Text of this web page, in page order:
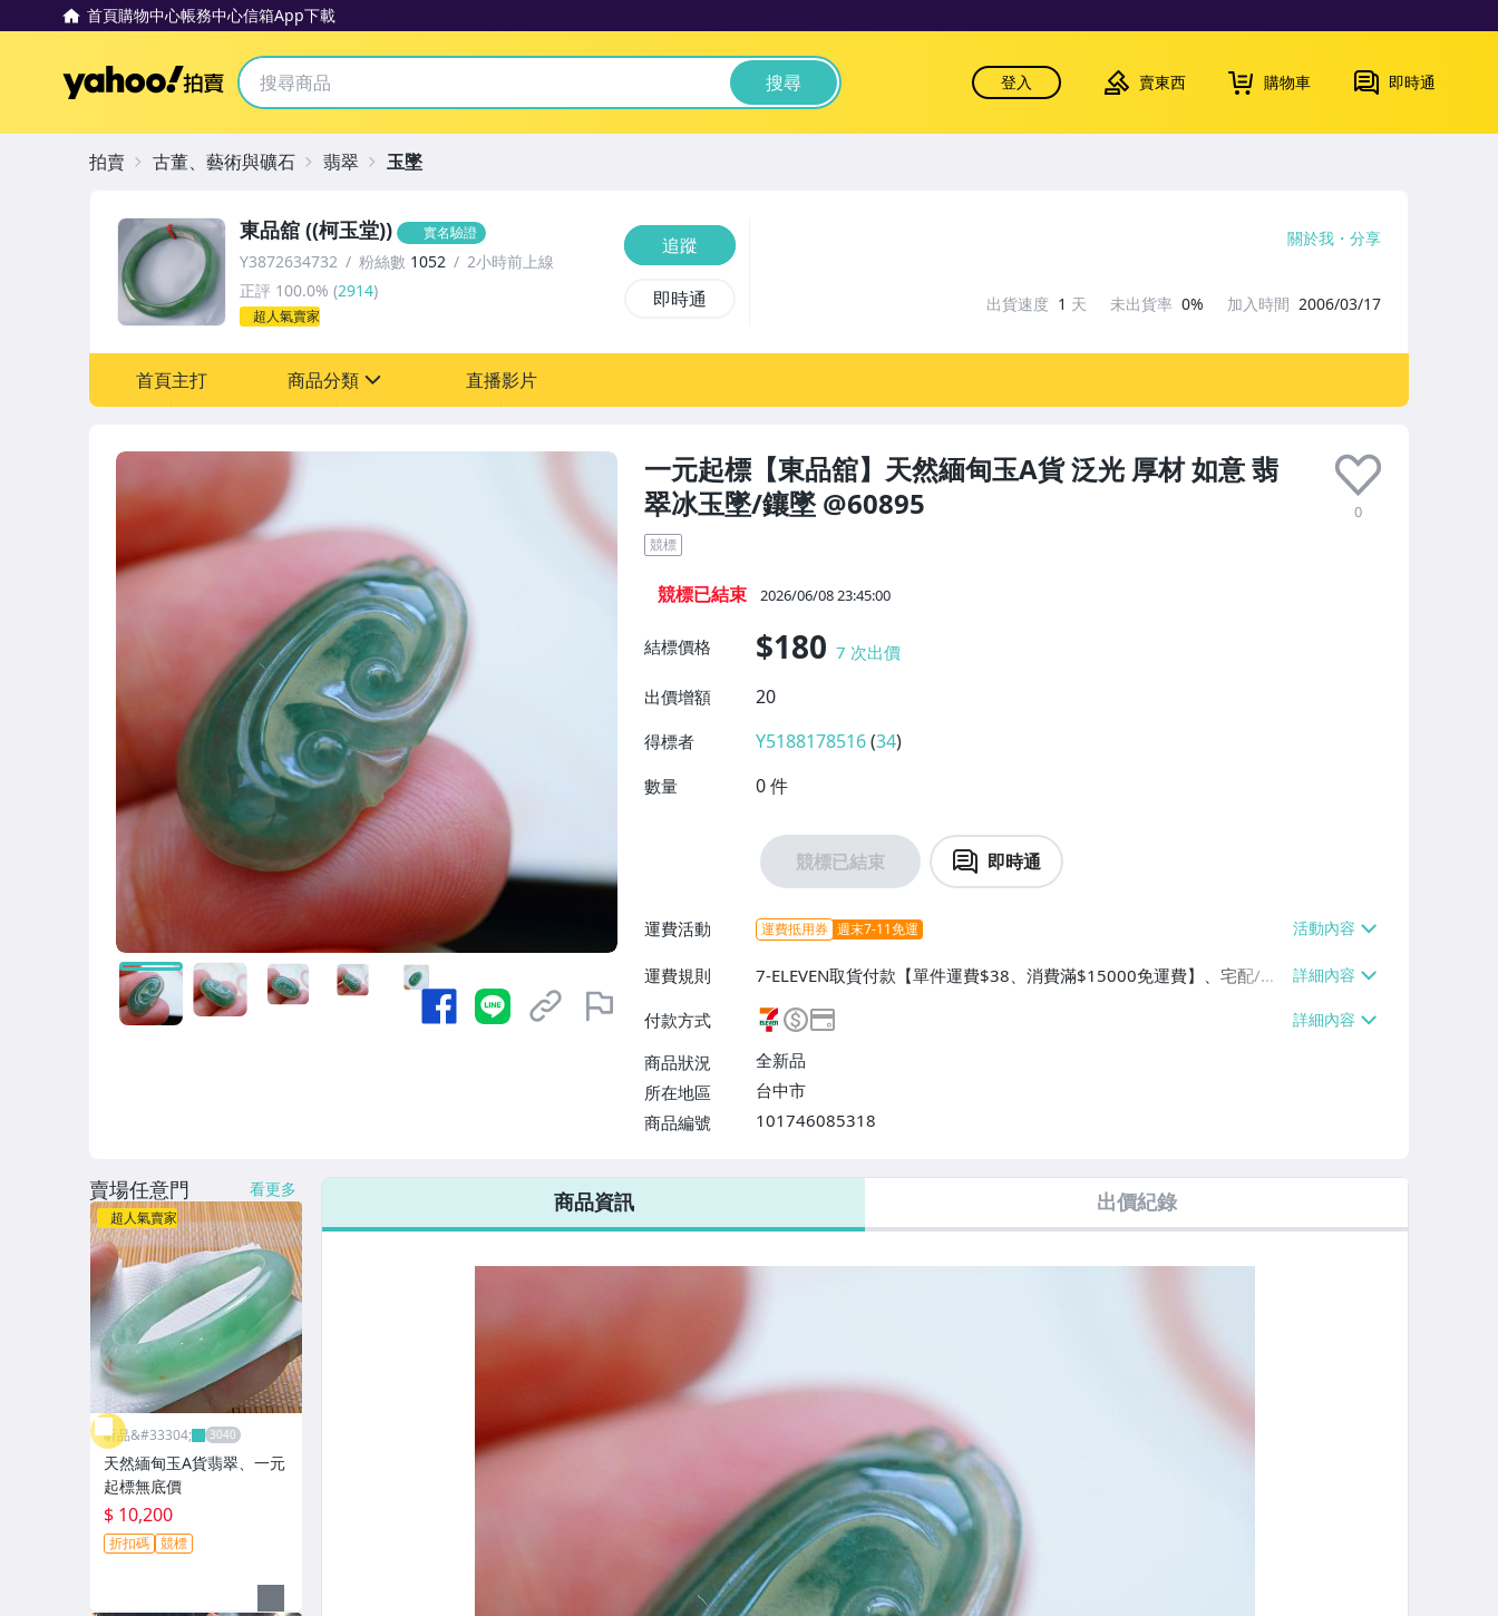
首頁購物中心帳務中心信箱App下載
Yahoo拍賣 搜尋 登入 賣東西 購物車 即時通
一元起標【東品舘】天然緬甸玉A貨 泛光 厚材 如意 翡
翠冰玉墜/鑲墜 @60895
0
競標
競標已結束 2026/06/08 23:45:00
結標價格 $180 7 次出價
出價增額
20
得標者 Y5188178516 (34)
數量 0件
競標已結束 即時通
運費活動 運費抵用券 週末7-11免運
運費規則
7-ELEVEN取貨付款【單件運費$38、消費滿$15000免運費】、宅配/貨
運【單件運費$100、滿30件或消費滿$20000免運費】、面交/自取/不
寄送【免運費】
付款方式
商品狀況
全新品
所在地區
台中市
商品編號
101746085318
7-ELEVEN 運費只要38元
東品舘 ((柯玉堂)) 實名驗證
Y3872634732 粉絲數 1052
2小時前上線
正評 100.0% (2914)
超人氣賣家
追蹤
即時通
關於我 分享
出貨速度 1 天 未出貨率 0% 加入時間 2006/03/17
首頁主打 商品分類
手錶與飾品配件
直播影片
拍賣 古董、藝術與礦石 翡翠 玉墜
商品資訊 出價紀錄
賣場任意門 看更多
超人氣賣家
昕品&#33304;
天然緬甸玉A貨翡翠、一元
起標無底價
$ 10,200
折扣碼 競標